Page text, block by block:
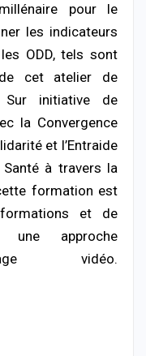
pour le
les indicateurs
ODD, tels sont
cet atelier de
Sur initiative de
la Convergence
et l’Entraide
à travers la
formation est
et de
une approche
vidéo.